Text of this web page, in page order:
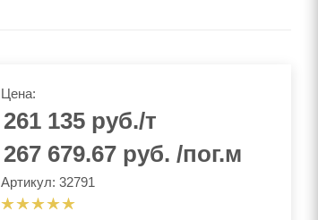
Цена:
261 135руб./т
267 679.67 руб. /пог.м
Артикул: 32791